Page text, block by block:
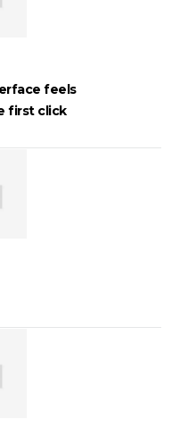
feels
first click